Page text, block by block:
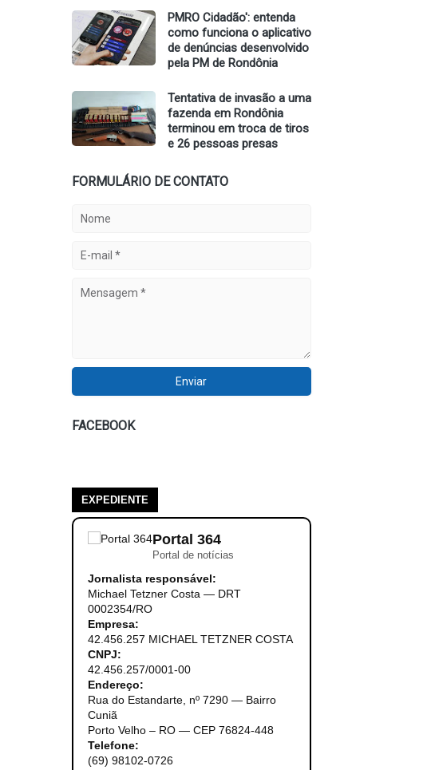
PMRO Cidadão': entenda
como funciona o aplicativo
de denúncias desenvolvido
pela PM de Rondônia
Tentativa de invasão a uma
fazenda em Rondônia
terminou em troca de tiros
e 26 pessoas presas
FORMULÁRIO DE CONTATO
FACEBOOK
EXPEDIENTE
Portal 364
Portal de notícias
Jornalista responsável:
Michael Tetzner Costa — DRT
0002354/RO
Empresa:
42.456.257 MICHAEL TETZNER COSTA
CNPJ:
42.456.257/0001-00
Endereço:
Rua do Estandarte, nº 7290 — Bairro
Cuniã
Porto Velho – RO — CEP 76824-448
Telefone:
(69) 98102-0726